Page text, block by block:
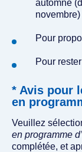
automne
Pour
Pour
* Avis pour
en
Veuillez
en programme
complétée, et